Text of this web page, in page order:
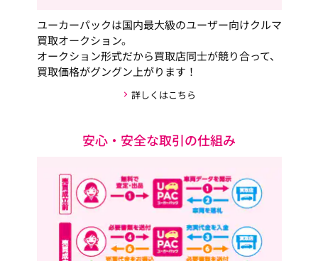
ユーカーパックは国内最大級のユーザー向けクルマ
買取オークション。
オークション形式だから買取店同士が競り合って、
買取価格がグングン上がります！
詳しくはこちら
安心・安全な取引の仕組み